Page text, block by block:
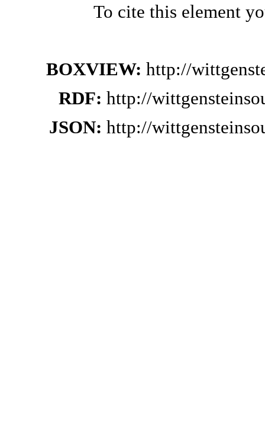
To cite this element
BOXVIEW: http://
RDF: http://
JSON: http://